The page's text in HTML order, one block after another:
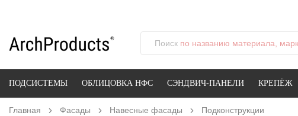
Поиск по названию материала,
ПОДСИСТЕМЫ ОБЛИЦОВКА НФС СЭНДВИЧ-ПАНЕЛИ КРЕПЁЖ
Главная Фасады Навесные фасады Подконструкции